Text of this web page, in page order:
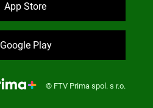
App Store
Google Play
© FTV Prima spol. s r.o.